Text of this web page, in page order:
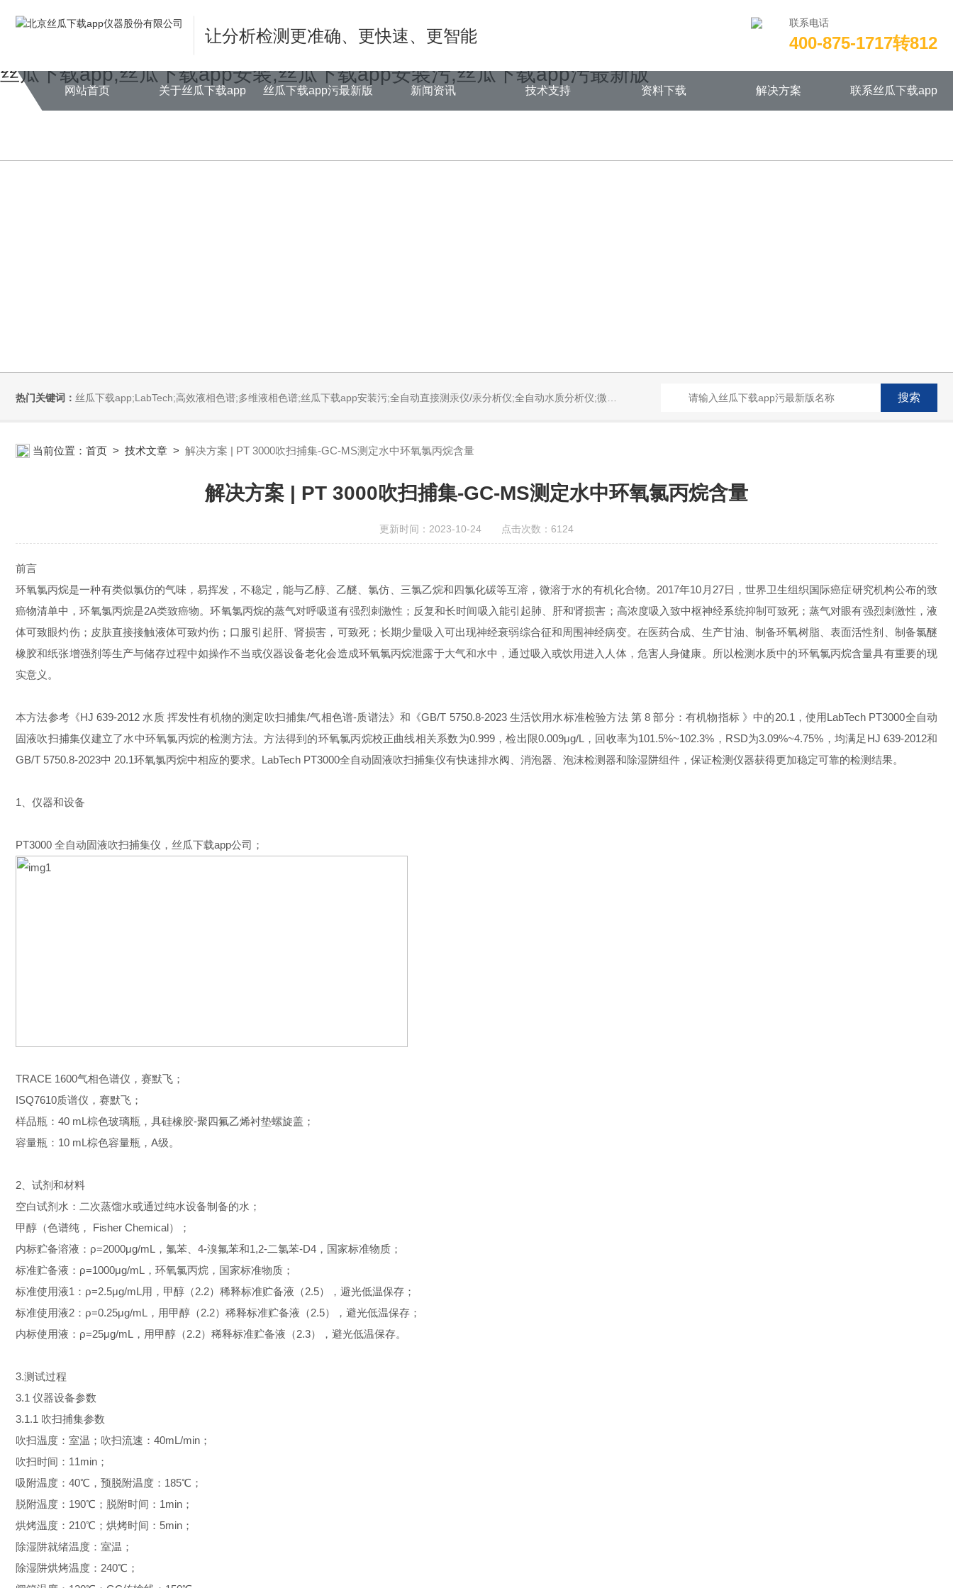
Warning: mkdir(): No space left on device in
/www/wwwroot/NEW14chongjian.com/func.php on line 115
丝瓜下载app,丝瓜下载app安装,丝瓜下载app安装污,丝瓜下载app污最新版
让分析检测更准确、更快速、更智能
联系电话
400-875-1717转812
网站首页 关于丝瓜下载app 丝瓜下载app污最新版 新闻资讯 技术支持 资料下载 解决方案 联系丝瓜下载app
热门关键词： 丝瓜下载app;LabTech;高效液相色谱;多维液相色谱;丝瓜下载app安装污;全自动直接测汞仪/汞分析仪;全自动水质分析仪;微波消解萃取系统;微波合成系统;微波灰化磺化系统;全自动固相萃取系统;Dryvap全自动溶剂蒸发系统;激光固体烧蚀进样系统;循环水冷却器;电热消解仪;微控数显电热板;光波加热仪;磁力搅拌器;分析仪器;丝瓜下载app安装设备;样品前处理仪器;丝瓜下载app安装信息管理系统（LIMS;超净丝瓜下载app安装设计与工程;通风柜;化学安全柜;AAICPICP-MSUV-VISHPLC耗材和配件
当前位置： 首页 > 技术文章 > 解决方案 | PT 3000吹扫捕集-GC-MS测定水中环氧氯丙烷含量
解决方案 | PT 3000吹扫捕集-GC-MS测定水中环氧氯丙烷含量
更新时间：2023-10-24 点击次数：6124
前言
环氧氯丙烷是一种有类似氯仿的气味，易挥发，不稳定，能与乙醇、 乙醚、氯仿、三氯乙烷和四氯化碳等互溶，微溶于水的有机化合物。2017年10月27日，世界卫生组织国际癌症研究机构公布的致
癌物清单中，环氧氯丙烷是2A类致癌物。环氧氯丙烷的蒸气对呼吸道有强烈刺激性；反复和长时间吸入能引起肺、肝和肾损害；高浓度吸入致中枢神经系统抑制可致死；蒸气对眼有强烈刺激性，液
体可致眼灼伤；皮肤直接接触液体可致灼伤；口服引起肝、肾损害，可致死；长期少量吸入可出现神经衰弱综合征和周围神经病变。在医药合成、生产甘油、制备环氧树脂、表面活性剂、制备氯醚
橡胶和纸张增强剂等生产与储存过程中如操作不当或仪器设备老化会造成环氧氯丙烷泄露于大气和水中，通过吸入或饮用进入人体，危害人身健康。所以检测水质中的环氧氯丙烷含量具有重要的现
实意义。
本方法参考《HJ 639-2012 水质 挥发性有机物的测定吹扫捕集/气相色谱-质谱法》和《GB/T 5750.8-2023 生活饮用水标准检验方法 第 8 部分：有机物指标 》中的20.1，使用LabTech PT3000全自动
固液吹扫捕集仪建立了水中环氧氯丙烷的检测方法。方法得到的环氧氯丙烷校正曲线相关系数为0.999，检出限0.009μg/L，回收率为101.5%~102.3%，RSD为3.09%~4.75%，均满足HJ 639-2012和
GB/T 5750.8-2023中 20.1环氧氯丙烷中相应的要求。LabTech PT3000全自动固液吹扫捕集仪有快速排水阀、消泡器、泡沫检测器和除湿阱组件，保证检测仪器获得更加稳定可靠的检测结果。
1、仪器和设备
PT3000 全自动固液吹扫捕集仪，丝瓜下载app公司；
TRACE 1600气相色谱仪，赛默飞；
ISQ7610质谱仪，赛默飞；
样品瓶：40 mL棕色玻璃瓶，具硅橡胶-聚四氟乙烯衬垫螺旋盖；
容量瓶：10 mL棕色容量瓶，A级。
2、试剂和材料
空白试剂水：二次蒸馏水或通过纯水设备制备的水；
甲醇（色谱纯， Fisher Chemical）；
内标贮备溶液：ρ=2000μg/mL，氟苯、4-溴氟苯和1,2-二氯苯-D4，国家标准物质；
标准贮备液：ρ=1000μg/mL，环氧氯丙烷，国家标准物质；
标准使用液1：ρ=2.5μg/mL用，甲醇（2.2）稀释标准贮备液（2.5），避光低温保存；
标准使用液2：ρ=0.25μg/mL，用甲醇（2.2）稀释标准贮备液（2.5），避光低温保存；
内标使用液：ρ=25μg/mL，用甲醇（2.2）稀释标准贮备液（2.3），避光低温保存。
3.测试过程
3.1 仪器设备参数
3.1.1 吹扫捕集参数
吹扫温度：室温；吹扫流速：40mL/min；
吹扫时间：11min；
吸附温度：40℃，预脱附温度：185℃；
脱附温度：190℃；脱附时间：1min；
烘烤温度：210℃；烘烤时间：5min；
除湿阱就绪温度：室温；
除湿阱烘烤温度：240℃；